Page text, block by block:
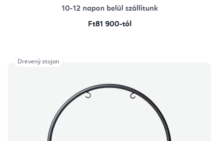
10-12 napon belül szállítunk
Ft81 900-tól
Drevený stojan